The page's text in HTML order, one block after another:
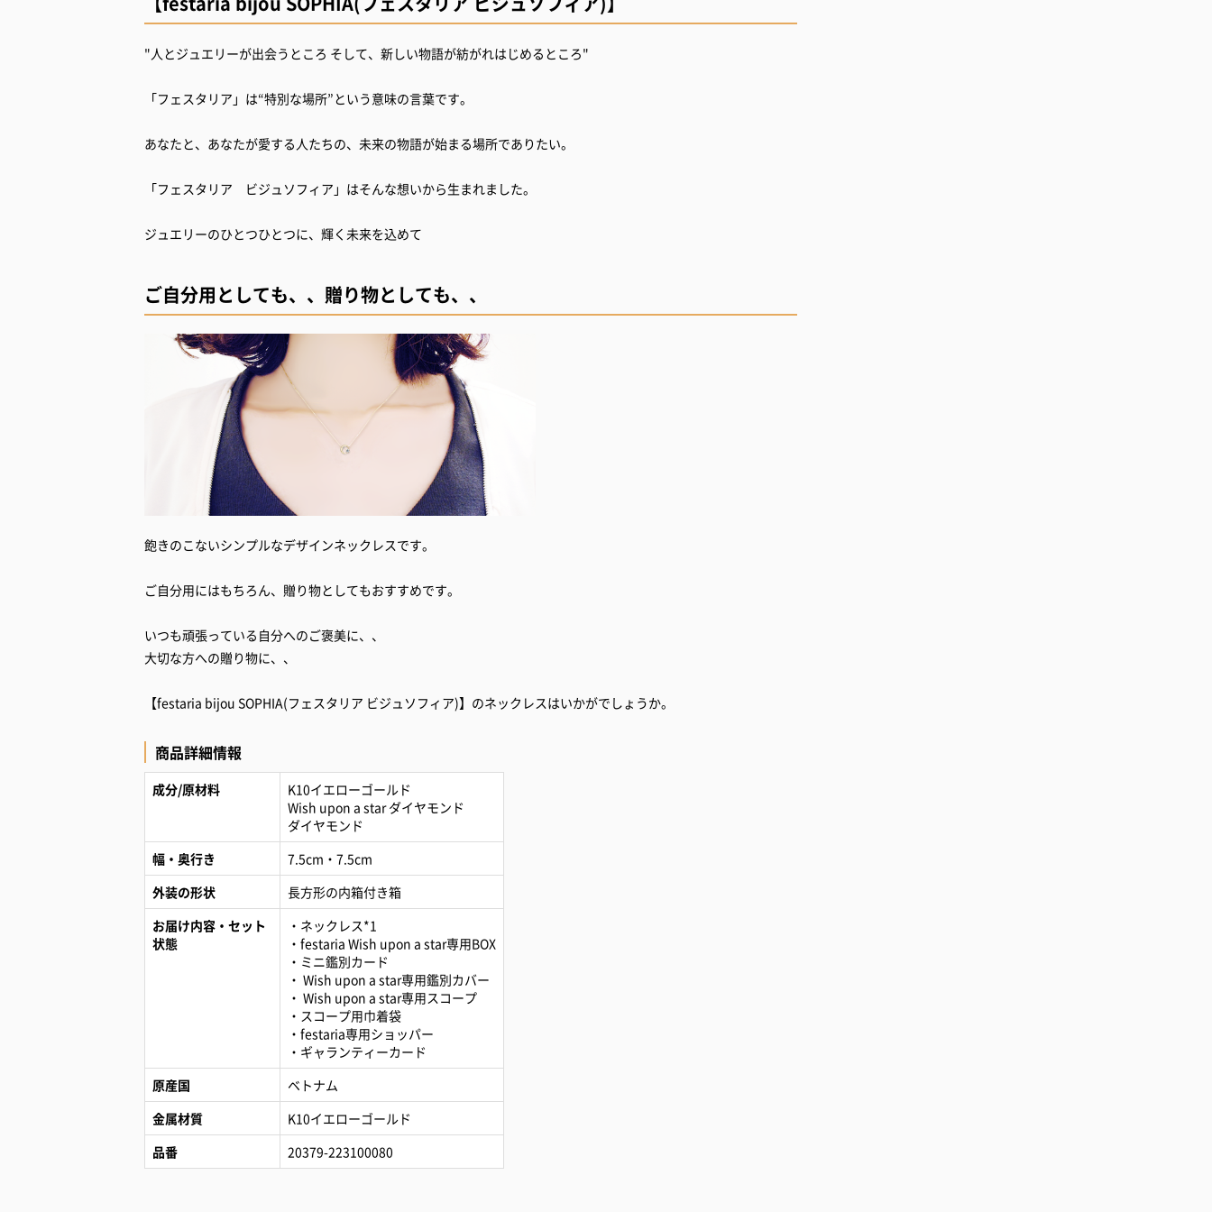
"人とジュエリーが出会うところ そして、新しい物語が紡がれはじめるところ"
「フェスタリア」は“特別な場所”という意味の言葉です。
あなたと、あなたが愛する人たちの、未来の物語が始まる場所でありたい。
「フェスタリア ビジュソフィア」はそんな想いから生まれました。
ジュエリーのひとつひとつに、輝く未来を込めて
ご自分用としても、、贈り物としても、、
飽きのこないシンプルなデザインネックレスです。
ご自分用にはもちろん、贈り物としてもおすすめです。
いつも頑張っている自分へのご褒美に、、
大切な方への贈り物に、、
【festaria bijou SOPHIA(フェスタリア ビジュソフィア)】のネックレスはいかがでしょうか。
商品詳細情報
成分/原材料
K10イエローゴールド
Wish upon a star ダイヤモンド
ダイヤモンド
幅・奥行き
7.5cm・7.5cm
外装の形状
長方形の内箱付き箱
お届け内容・セット
状態
・ネックレス*1
・festaria Wish upon a star専用BOX
・ミニ鑑別カード
・ Wish upon a star専用鑑別カバー
・ Wish upon a star専用スコープ
・スコープ用巾着袋
・festaria専用ショッパー
・ギャランティーカード
原産国
ベトナム
金属材質
K10イエローゴールド
品番
20379-223100080